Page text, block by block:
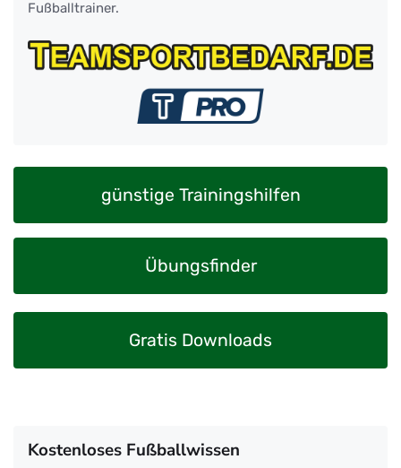
Fußballtrainer.
günstige Trainingshilfen
Übungsfinder
Gratis Downloads
Kostenloses Fußballwissen